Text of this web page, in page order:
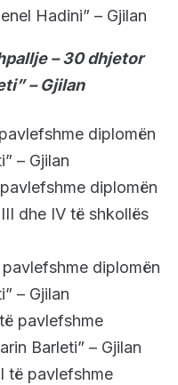
Hadini” – Gjilan
– 30 dhjetor
– Gjilan
diplomën
– Gjilan
diplomën
dhe IV të shkollës
diplomën
– Gjilan
pavlefshme
Barleti” – Gjilan
të pavlefshme